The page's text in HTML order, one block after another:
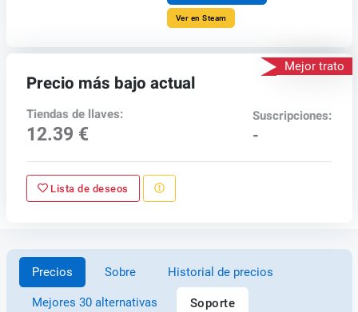
Ver en Steam
Mejor trato
Precio más bajo actual
Tiendas de llaves:
12.39 €
Suscripciones:
-
Lista de deseos
Precios Sobre Historial de precios
Mejores 30 alternativas Soporte